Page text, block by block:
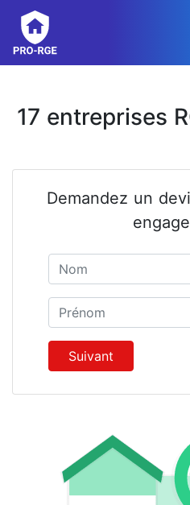
17 entreprises
Demandez un
Prénom
Suivant